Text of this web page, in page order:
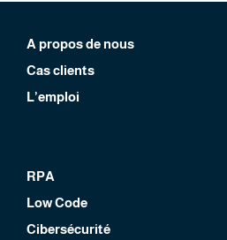
A propos de nous
Cas clients
L’emploi
RPA
Low Code
Cibersécurité